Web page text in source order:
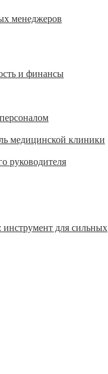
менеджеров
и финансы
медицинской клиники
руководителя
инструмент для сильных